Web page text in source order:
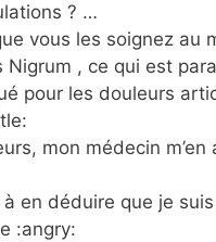
? …
vous les soignez au
Nigrum , ce qui est
pour les douleurs
mon médecin
à en déduire que je
:angry: